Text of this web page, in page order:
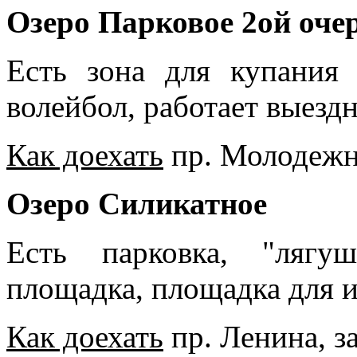
Озеро Парковое 2ой
Есть зона для
волейбол, работает
Как доехать пр.
Озеро Силикатное
Есть парковка,
площадка, площадка для
Как доехать пр. Ленина,